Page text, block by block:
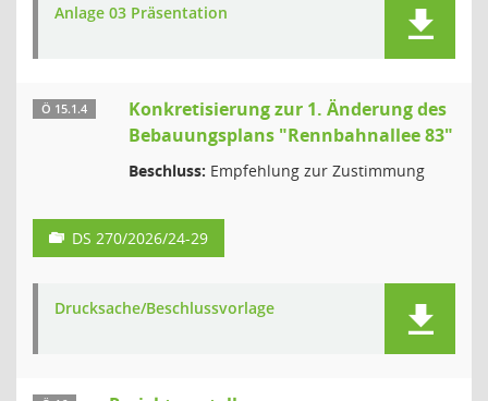
Anlage 03 Präsentation
Ö 15.1.4
Konkretisierung zur 1. Änderung des
Bebauungsplans "Rennbahnallee 83"
Beschluss: Empfehlung zur Zustimmung
DS 270/2026/24-29
Drucksache/Beschlussvorlage